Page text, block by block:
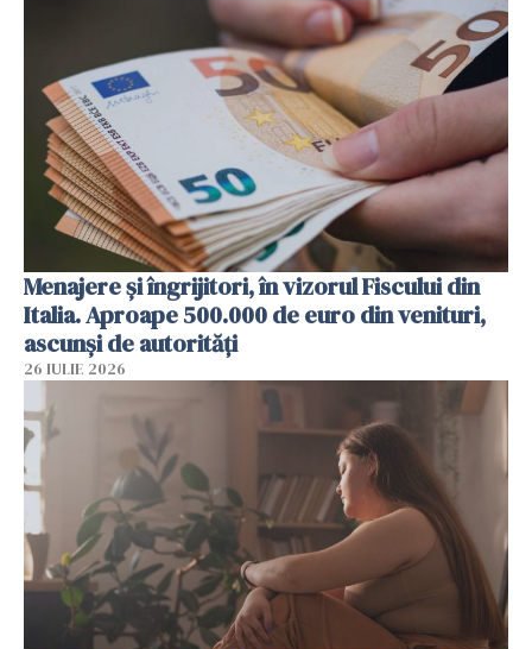
Menajere și îngrijitori, în vizorul Fiscului din
Italia. Aproape 500.000 de euro din venituri,
ascunși de autorități
26 IULIE 2026